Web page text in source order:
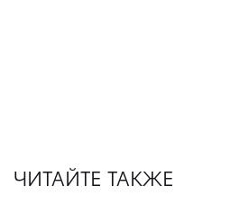
ЧИТАЙТЕ ТАКЖЕ